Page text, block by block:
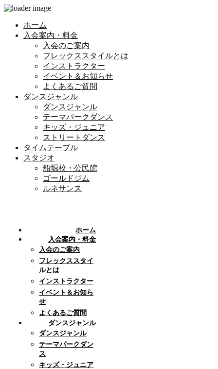
ホーム
入会案内・料金
入会のご案内
フレックススタイルとは
インストラクター
イベント＆お知らせ
よくあるご質問
ダンスジャンル
ダンスジャンル
テーマパークダンス
キッズ・ジュニア
ストリートダンス
タイムテーブル
スタジオ
船堀校・公民館
ゴールドジム
ルネサンス
ホーム
入会案内・料金
入会のご案内
フレックススタイ
ルとは
インストラクター
イベント＆お知ら
せ
よくあるご質問
ダンスジャンル
ダンスジャンル
テーマパークダン
ス
キッズ・ジュニア